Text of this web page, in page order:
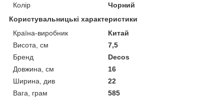
Колір
Чорний
Користувальницькі характеристики
Країна-виробник
Китай
Висота, см
7,5
Бренд
Decos
Довжина, см
16
Ширина, див
22
Вага, грам
585